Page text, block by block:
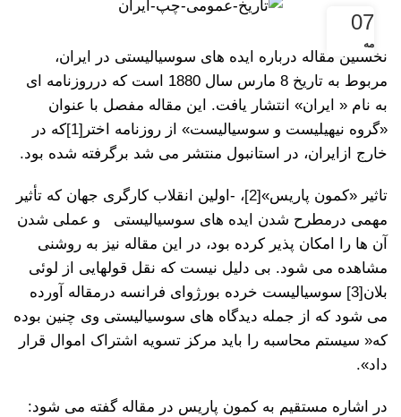
07
مه
نخستین مقاله درباره ایده های سوسیالیستی در ایران،
مربوط به تاریخ 8 مارس سال 1880 است که درروزنامه ای
به نام « ایران» انتشار یافت. این مقاله مفصل با عنوان
«گروه نیهیلیست و سوسیالیست» از روزنامه اختر [1]
که در
خارج ازایران، در استانبول منتشر می شد برگرفته شده بود.
تاثیر «کمون پاریس»[2]
، -اولین انقلاب کارگری جهان که تأثیر
مهمی درمطرح شدن ایده های سوسیالیستی و عملی شدن
آن ها را امکان پذیر کرده بود، در این مقاله نیز به روشنی
مشاهده می شود. بی دلیل نیست که نقل قولهایی از لوئی
بلان[3]
سوسیالیست خرده بورژوای فرانسه درمقاله آورده
می شود که از جمله دیدگاه های سوسیالیستی وی چنین بوده
که« سیستم محاسبه را باید مرکز تسویه اشتراک اموال قرار
داد».
در اشاره مستقیم به کمون پاریس در مقاله گفته می شود: